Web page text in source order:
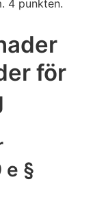
4 punkten.
för
e §